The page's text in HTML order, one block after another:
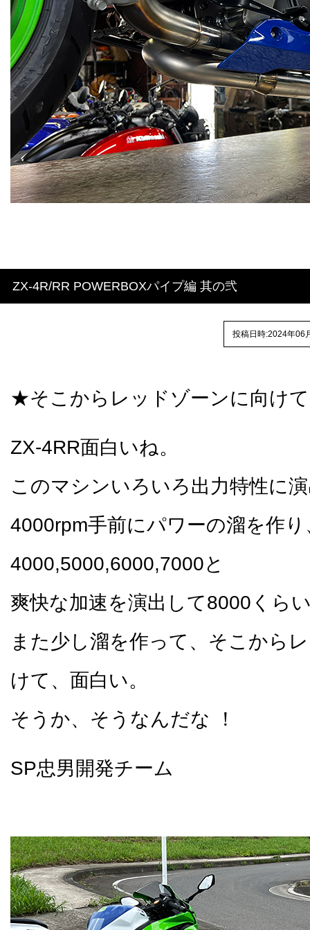
ZX-4R/RR POWERBOXパイプ編 其の弐
投稿日時:2024年06
★そこからレッドゾーンに向け
ZX-4RR面白いね。
このマシンいろいろ出力特性に
4000rpm手前にパワーの溜を作り
4000,5000,6000,7000と
爽快な加速を演出して8000くら
また少し溜を作って、そこから
けて、面白い。
そうか、そうなんだな ！
SP忠男開発チーム